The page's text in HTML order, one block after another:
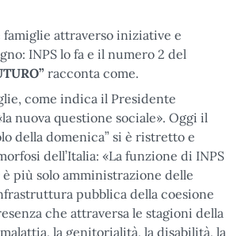
famiglie attraverso iniziative e
INPS lo fa e il numero 2 del
racconta come.
come indica il Presidente
nuova questione sociale». Oggi il
della domenica” si è ristretto e
dell’Italia: «La funzione di INPS
è più solo amministrazione delle
pubblica della coesione
che attraversa le stagioni della
la genitorialità, la disabilità, la